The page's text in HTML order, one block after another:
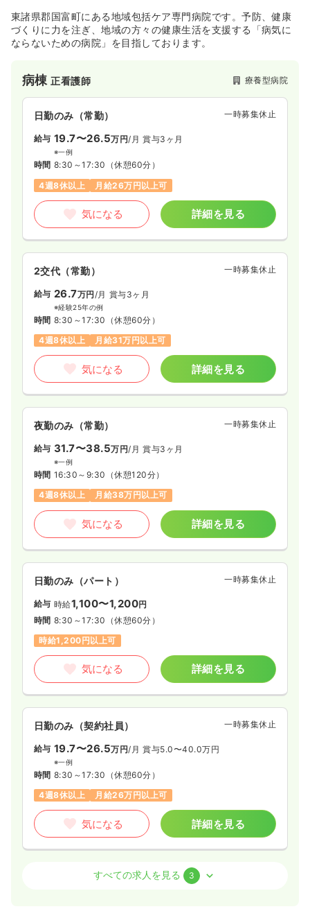
東諸県郡国富町にある地域包括ケア専門病院です。予防、健康
づくりに力を注ぎ、地域の方々の健康生活を支援する「病気に
ならないための病院」を目指しております。
病棟正看護師 療養型病院
日勤のみ（常勤） 一時募集休止
給与 19.7〜26.5万円/月 賞与3ヶ月
※一例
時間 8:30～17:30 （休憩60分）
4週8休以上
月給26万円以上可
気になる 詳細を見る
2交代（常勤） 一時募集休止
給与 26.7万円 /月 賞与3ヶ月
※経験25年の例
時間 8:30～17:30 （休憩60分）
4週8休以上
月給31万円以上可
気になる 詳細を見る
夜勤のみ（常勤） 一時募集休止
給与 31.7〜38.5万円/月 賞与3ヶ月
※一例
時間 16:30～9:30 （休憩120分）
4週8休以上
月給38万円以上可
気になる 詳細を見る
日勤のみ（パート） 一時募集休止
給与 時給1,100〜1,200円
時間 8:30～17:30 （休憩60分）
時給1,200円以上可
気になる 詳細を見る
日勤のみ（契約社員） 一時募集休止
給与 19.7〜26.5万円/月 賞与5.0〜40.0万円
※一例
時間 8:30～17:30 （休憩60分）
4週8休以上
月給26万円以上可
気になる 詳細を見る
正看護師 / 管理職すべての求人を見る 3